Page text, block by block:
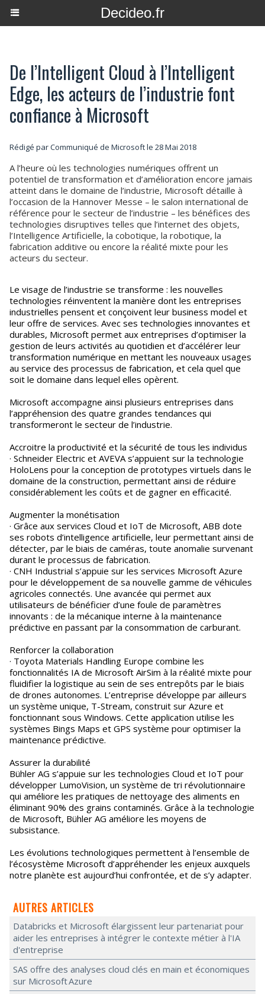
Decideo.fr
De l’Intelligent Cloud à l’Intelligent
Edge, les acteurs de l’industrie font
confiance à Microsoft
Rédigé par Communiqué de Microsoft le 28 Mai 2018
A l’heure où les technologies numériques offrent un
potentiel de transformation et d’amélioration encore jamais
atteint dans le domaine de l’industrie, Microsoft détaille à
l’occasion de la Hannover Messe – le salon international de
référence pour le secteur de l’industrie – les bénéfices des
technologies disruptives telles que l’internet des objets,
l’Intelligence Artificielle, la cobotique, la robotique, la
fabrication additive ou encore la réalité mixte pour les
acteurs du secteur.
Le visage de l’industrie se transforme : les nouvelles
technologies réinventent la manière dont les entreprises
industrielles pensent et conçoivent leur business model et
leur offre de services. Avec ses technologies innovantes et
durables, Microsoft permet aux entreprises d’optimiser la
gestion de leurs activités au quotidien et d’accélérer leur
transformation numérique en mettant les nouveaux usages
au service des processus de fabrication, et cela quel que
soit le domaine dans lequel elles opèrent.
Microsoft accompagne ainsi plusieurs entreprises dans
l’appréhension des quatre grandes tendances qui
transformeront le secteur de l’industrie.
Accroitre la productivité et la sécurité de tous les individus
· Schneider Electric et AVEVA s’appuient sur la technologie
HoloLens pour la conception de prototypes virtuels dans le
domaine de la construction, permettant ainsi de réduire
considérablement les coûts et de gagner en efficacité.
Augmenter la monétisation
· Grâce aux services Cloud et IoT de Microsoft, ABB dote
ses robots d’intelligence artificielle, leur permettant ainsi de
détecter, par le biais de caméras, toute anomalie survenant
durant le processus de fabrication.
· CNH Industrial s’appuie sur les services Microsoft Azure
pour le développement de sa nouvelle gamme de véhicules
agricoles connectés. Une avancée qui permet aux
utilisateurs de bénéficier d’une foule de paramètres
innovants : de la mécanique interne à la maintenance
prédictive en passant par la consommation de carburant.
Renforcer la collaboration
· Toyota Materials Handling Europe combine les
fonctionnalités IA de Microsoft AirSim à la réalité mixte pour
fluidifier la logistique au sein de ses entrepôts par le biais
de drones autonomes. L’entreprise développe par ailleurs
un système unique, T-Stream, construit sur Azure et
fonctionnant sous Windows. Cette application utilise les
systèmes Bings Maps et GPS système pour optimiser la
maintenance prédictive.
Assurer la durabilité
Bühler AG s’appuie sur les technologies Cloud et IoT pour
développer LumoVision, un système de tri révolutionnaire
qui améliore les pratiques de nettoyage des aliments en
éliminant 90% des grains contaminés. Grâce à la technologie
de Microsoft, Bühler AG améliore les moyens de
subsistance.
Les évolutions technologiques permettent à l’ensemble de
l’écosystème Microsoft d’appréhender les enjeux auxquels
notre planète est aujourd’hui confrontée, et de s’y adapter.
AUTRES ARTICLES
Databricks et Microsoft élargissent leur partenariat pour
aider les entreprises à intégrer le contexte métier à l'IA
d'entreprise
SAS offre des analyses cloud clés en main et économiques
sur Microsoft Azure